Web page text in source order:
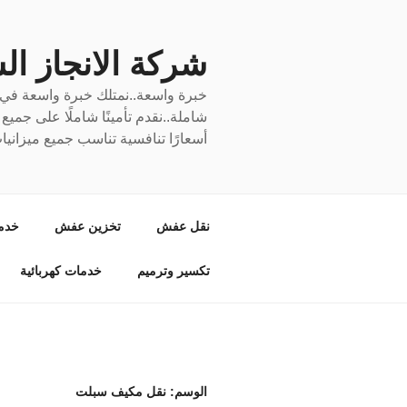
شركة الانجاز
خبرة واسعة..نمتلك خبرة واسعة في
شاملة..نقدم تأمينًا شاملًا على
أسعارًا تنافسية تناسب جميع
نقل عفش تخزين عفش
تكسير وترميم خدمات كهربائية
الوسم: نقل مكيف سبلت